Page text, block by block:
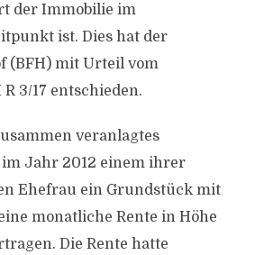
der Immobilie im
ist. Dies hat der
(BFH) mit Urteil vom
R 3/17 entschieden.
veranlagtes
Jahr 2012 einem ihrer
Ehefrau ein Grundstück mit
monatliche Rente in Höhe
Die Rente hatte